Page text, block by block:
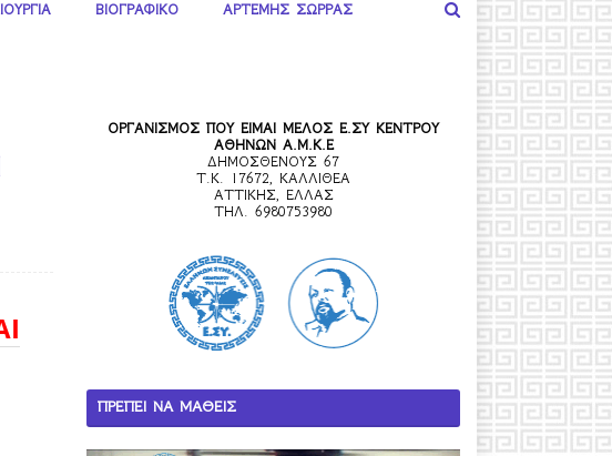
ΒΙΟΓΡΑΦΙΚΟ ΑΡΤΕΜΗΣ ΣΩΡΡΑΣ
ΟΡΓΑΝΙΣΜΟΣ ΠΟΥ ΕΙΜΑΙ ΜΕΛΟΣ Ε.ΣΥ ΚΕΝΤΡΟΥ
ΑΘΗΝΩΝ Α.Μ.Κ.Ε
ΔΗΜΟΣΘΕΝΟΥΣ 67
Τ.Κ. 17672, ΚΑΛΛΙΘΕΑ
ΑΤΤΙΚΗΣ, ΕΛΛΑΣ
ΤΗΛ. 6980753980
ΠΡΕΠΕΙ ΝΑ ΜΑΘΕΙΣ